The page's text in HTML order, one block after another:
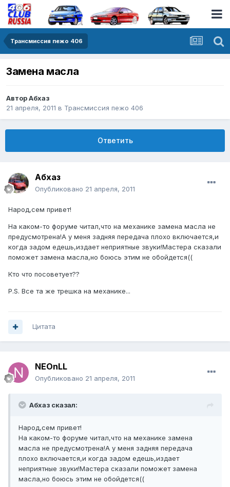
Трансмиссия пежо 406
Замена масла
АвторАбхаз
21 апреля, 2011 в Трансмиссия пежо 406
Ответить
Абхаз
Опубликовано 21 апреля, 2011
Народ,сем привет!
На каком-то форуме читал,что на механике замена масла не
предусмотрена!А у меня задняя передача плохо включается,и
когда задом едешь,издает неприятные звуки!Мастера сказали
поможет замена масла,но боюсь этим не обойдется((
Кто что посоветует??
P.S. Все та же трешка на механике...
Цитата
NEOnLL
Опубликовано 21 апреля, 2011
Абхаз сказал:
Народ,сем привет!
На каком-то форуме читал,что на механике замена
масла не предусмотрена!А у меня задняя передача
плохо включается,и когда задом едешь,издает
неприятные звуки!Мастера сказали поможет замена
масла,но боюсь этим не обойдется((